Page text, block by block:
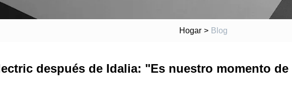
Hogar > Blog
después de Idalia: "Es nuestro momento